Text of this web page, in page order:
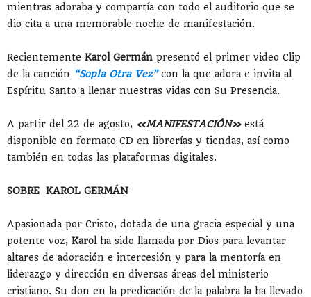
mientras adoraba y compartía con todo el auditorio que se
dio cita a una memorable noche de manifestación.
Recientemente Karol Germán presentó el primer video Clip
de la canción “Sopla Otra Vez”con la que adora e invita al
Espíritu Santo a llenar nuestras vidas con Su Presencia.
A partir del 22 de agosto, «MANIFESTACIÓN»está
disponible en formato CD en librerías y tiendas, así como
también en todas las plataformas digitales.
SOBRE KAROL GERMÁN
Apasionada por Cristo, dotada de una gracia especial y una
potente voz, Karolha sido llamada por Dios para levantar
altares de adoración e intercesión y para la mentoría en
liderazgo y dirección en diversas áreas del ministerio
cristiano. Su don en la predicación de la palabra la ha llevado